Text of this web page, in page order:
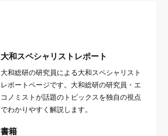
大和スペシャリストレポート
大和総研の研究員による大和スペシャリスト
レポートページです。大和総研の研究員・エ
コノミストが話題のトピックスを独自の視点
でわかりやすく解説します。
書籍